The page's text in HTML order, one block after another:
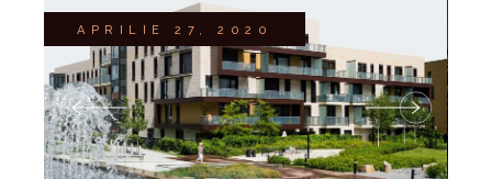
APRILIE 27, 2020